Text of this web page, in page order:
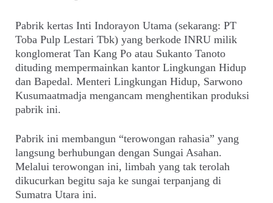
Pabrik kertas Inti Indorayon Utama (sekarang: PT
Toba Pulp Lestari Tbk) yang berkode INRU milik
konglomerat Tan Kang Po atau Sukanto Tanoto
dituding mempermainkan kantor Lingkungan Hidup
dan Bapedal. Menteri Lingkungan Hidup, Sarwono
Kusumaatmadja mengancam menghentikan produksi
pabrik ini.
Pabrik ini membangun “terowongan rahasia” yang
langsung berhubungan dengan Sungai Asahan.
Melalui terowongan ini, limbah yang tak terolah
dikucurkan begitu saja ke sungai terpanjang di
Sumatra Utara ini.